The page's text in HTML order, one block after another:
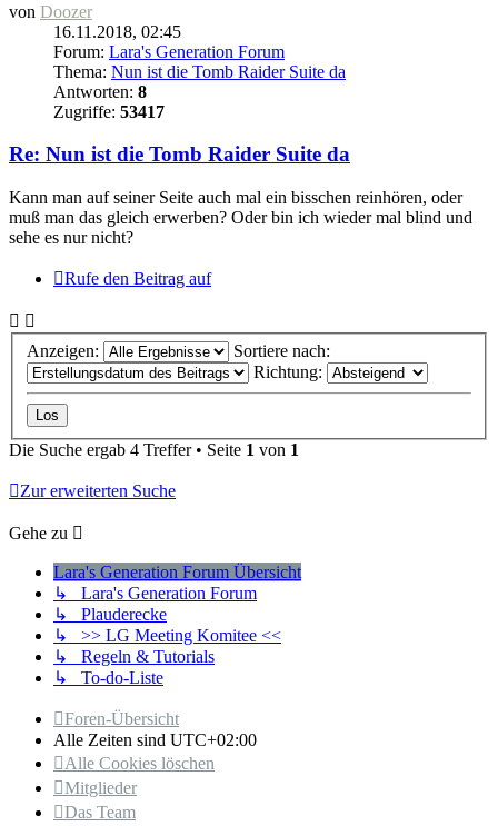
von Doozer
16.11.2018, 02:45
Forum: Lara's Generation Forum
Thema: Nun ist die Tomb Raider Suite da
Antworten: 8
Zugriffe: 53417
Re: Nun ist die Tomb Raider Suite da
Kann man auf seiner Seite auch mal ein bisschen reinhören, oder
muß man das gleich erwerben? Oder bin ich wieder mal blind und
sehe es nur nicht?
Rufe den Beitrag auf
Anzeigen:
Sortiere nach:
Richtung:
Die Suche ergab 4 Treffer • Seite 1 von 1
Zur erweiterten Suche
Gehe zu
Lara's Generation Forum Übersicht
↳ Lara's Generation Forum
↳ Plauderecke
↳ >> LG Meeting Komitee <<
↳ Regeln & Tutorials
↳ To-do-Liste
Foren-Übersicht
Alle Zeiten sind UTC+02:00
Alle Cookies löschen
Mitglieder
Das Team